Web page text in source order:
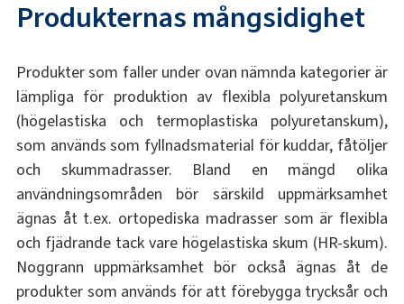
Produkternas mångsidighet
Produkter som faller under ovan nämnda kategorier är
lämpliga för produktion av flexibla polyuretanskum
(högelastiska och termoplastiska polyuretanskum),
som används som fyllnadsmaterial för kuddar, fåtöljer
och skummadrasser. Bland en mängd olika
användningsområden bör särskild uppmärksamhet
ägnas åt t.ex. ortopediska madrasser som är flexibla
och fjädrande tack vare högelastiska skum (HR-skum).
Noggrann uppmärksamhet bör också ägnas åt de
produkter som används för att förebygga trycksår ​​och